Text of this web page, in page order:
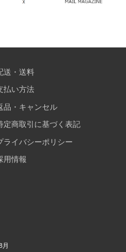
送・送料
払い方法
品・キャンセル
定商取引に基づく表記
ライバシーポリシー
用情報
月